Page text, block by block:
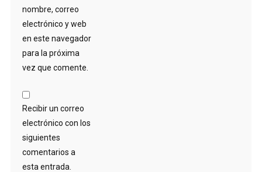
nombre, correo
electrónico y web
en este navegador
para la próxima
vez que comente.
Recibir un correo
electrónico con los
siguientes
comentarios a
esta entrada.